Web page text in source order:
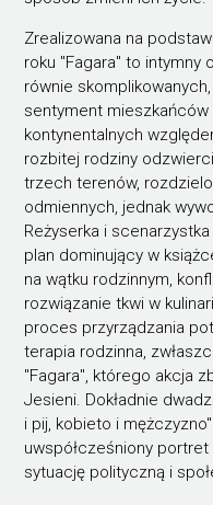
Zrealizowana na
roku "Fagara" to intymny
równie
sentyment mieszkańców
kontynentalnych
rozbitej rodziny
trzech terenów,
odmiennych, jednak
Reżyserka i
plan dominujący w
na wątku rodzinnym,
rozwiązanie tkwi w
proces przyrządzania
terapia rodzinna,
"Fagara", którego akcja
Jesieni. Dokładnie
i pij, kobieto i
uwspółcześniony
sytuację polityczną i